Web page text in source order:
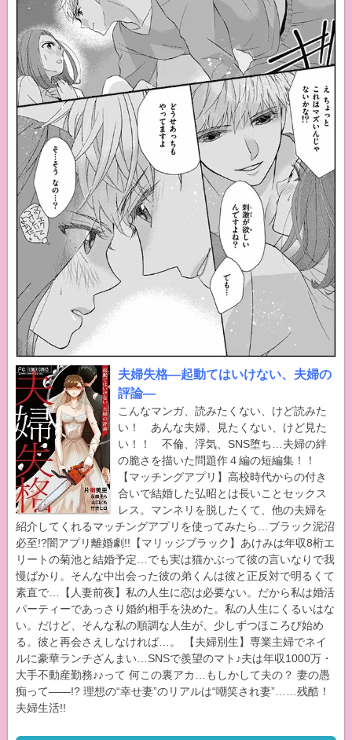
夫婦失格―起動てはいけない、夫婦の
評論―
こんなマンガ、読みたくない、けど読みた
い！ あんな夫婦、見たくない、けど見た
い！！ 不倫、浮気、SNS堕ち…夫婦の絆
の脆さを描いた問題作４編の短編集！！
【マッチングアプリ】高校時代からの付き
合いで結婚した弘昭とは長いことセックス
レス。マンネリを脱したくて、他の夫婦を
紹介してくれるマッチングアプリを使ってみたら…ブラック泥沼
必至!?闇アプリ離婚劇!!【マリッジブラック】あけみは年収8桁エ
リートの菊池と結婚予定…でも実は猫かぶって彼の言いなりで我
慢ばかり。そんな中出会った彼の弟くんは彼と正反対で明るくて
素直で…【人妻前夜】私の人生に恋は必要ない。だから私は婚活
パーティーであっさり婚約相手を決めた。私の人生にくるいはな
い。だけど、そんな私の順調な人生が、少しずつほころび始め
る。彼と再会さえしなければ…。 【夫婦別生】専業主婦でネイ
ルに豪華ランチざんまい…SNSで羨望のマト♪夫は年収1000万・
大手不動産勤務♪♪って 何この裏アカ…もしかして夫の？ 妻の愚
痴って――!? 理想の“幸せ妻”のリアルは“嘲笑され妻”……残酷！
夫婦生活!!